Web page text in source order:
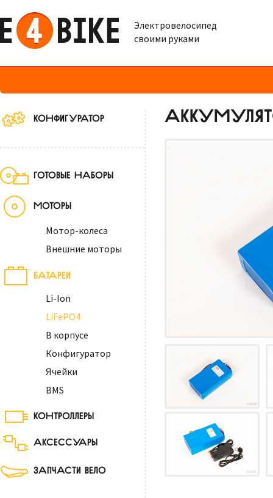
Электровелосипед
своими руками
КОНФИГУРАТОР
ГОТОВЫЕ НАБОРЫ
МОТОРЫ
Мотор-колеса
Внешние моторы
БАТАРЕИ
Li-Ion
LiFePO4
В корпусе
Конфигуратор
Ячейки
BMS
КОНТРОЛЛЕРЫ
АКСЕССУАРЫ
ЗАПЧАСТИ ВЕЛО